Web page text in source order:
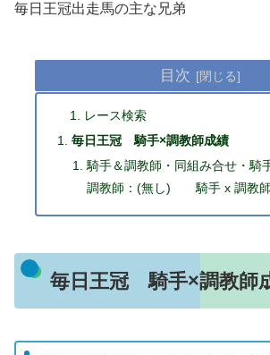
毎日王冠出走馬の主な兄弟
目次
レース検索
毎日王冠 騎手×調教師成績
騎手＆調教師・同組み合せ・騎
調教師：(無し) 騎手 x 調教
毎日王冠 騎手×調教師